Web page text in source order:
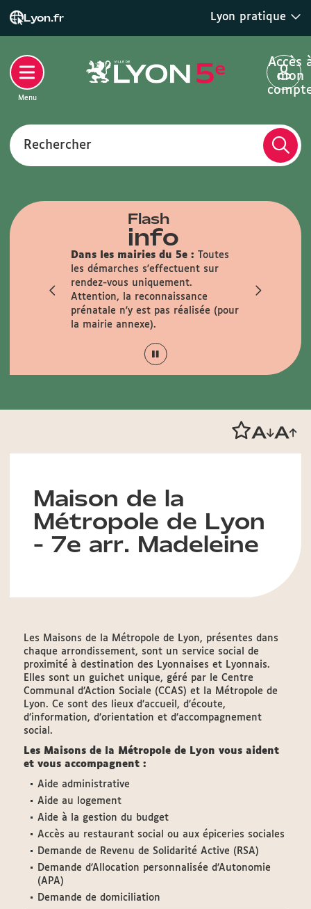
Lyon.fr Lyon pratique
Rechercher
Accès
mon
Menu
Flash
info
Dans les mairies du 5e :
Toutes
les démarches s'effectuent sur
rendez-vous uniquement.
Attention, la reconnaissance
prénatale n'y est pas réalisée (pour
la mairie annexe).
de votre
temps
Maison de la
Métropole de Lyon
- 7e arr. Madeleine
Les Maisons de la Métropole de Lyon, présentes dans
chaque arrondissement, sont un service social de
proximité à destination des Lyonnaises et Lyonnais.
Elles sont un guichet unique, géré par le Centre
Communal d’Action Sociale (CCAS) et la Métropole de
Lyon. Ce sont des lieux d’accueil, d’écoute,
d’information, d’orientation et d’accompagnement
social.
Les Maisons de la Métropole de Lyon vous aident
et vous accompagnent :
Aide administrative
Aide au logement
Aide à la gestion du budget
Accès au restaurant social ou aux épiceries sociales
Demande de Revenu de Solidarité Active (RSA)
Demande d’Allocation personnalisée d’Autonomie
(APA)
Demande de domiciliation